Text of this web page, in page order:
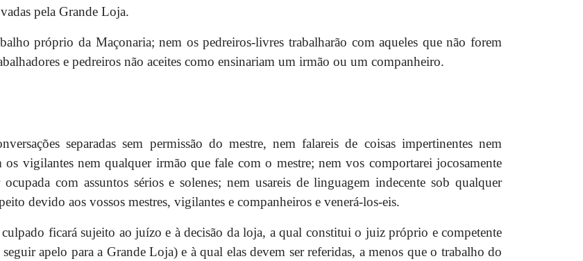
pela Grande Loja.
próprio da Maçonaria; nem os pedreiros-livres trabalharão com aqueles que não forem
e pedreiros não aceites como ensinariam um irmão ou um companheiro.
separadas sem permissão do mestre, nem falareis de coisas impertinentes nem
os vigilantes nem qualquer irmão que fale com o mestre; nem vos comportarei jocosamente
com assuntos sérios e solenes; nem usareis de linguagem indecente sob qualquer
devido aos vossos mestres, vigilantes e companheiros e venerá-los-eis.
ficará sujeito ao juízo e à decisão da loja, a qual constitui o juiz próprio e competente
apelo para a Grande Loja) e à qual elas devem ser referidas, a menos que o trabalho do